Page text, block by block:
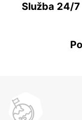
Služba 24/